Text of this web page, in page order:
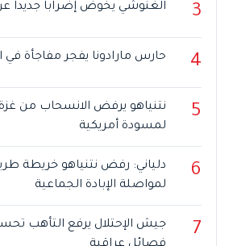
3 الغنوشي يخوض إضرابا جديدا
4 حارس مارادونا يفجر مفاجأة في
5
نتنياهو يرفض الانسحاب من
لمسودة أمريكية
6
دلياني: رفض نتنياهو خريطة
لمواصلة الإبادة الجماعية
7
جيش الإحتلال يرفع التأهب